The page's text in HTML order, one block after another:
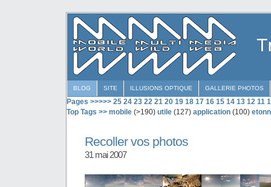
BLOG SITE ILLUSIONS OPTIQUE GALLERIE PHOTOS
Pages >>>>> 25 24 23 22 21 20 19 18 17 16 15 14 13 12 11
Top Tags >> mobile (>190) utile (127) application (100)
Recoller vos photos
31 mai 2007